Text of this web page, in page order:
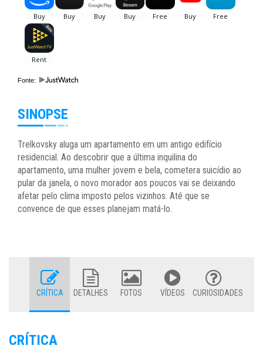
Fonte:
SINOPSE
Trelkovsky aluga um apartamento em um antigo edifício
residencial. Ao descobrir que a última inquilina do
apartamento, uma mulher jovem e bela, cometera suicídio ao
pular da janela, o novo morador aos poucos vai se deixando
afetar pelo clima imposto pelos vizinhos. Até que se
convence de que esses planejam matá-lo.
CRÍTICA DETALHES FOTOS VÍDEOS CURIOSIDADES
CRÍTICA